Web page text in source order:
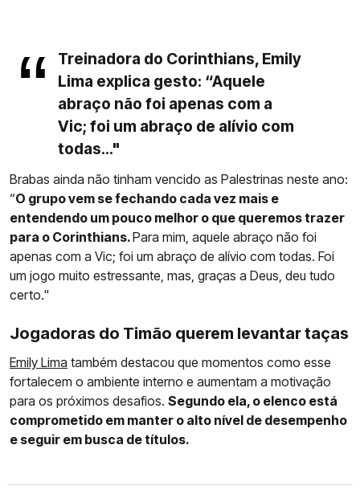
Treinadora do Corinthians, Emily
Lima explica gesto: “Aquele
abraço não foi apenas com a
Vic; foi um abraço de alívio com
todas..."
Brabas ainda não tinham vencido as Palestrinas neste ano:
“O grupo vem se fechando cada vez mais e
entendendo um pouco melhor o que queremos trazer
para o Corinthians.Para mim, aquele abraço não foi
apenas com a Vic; foi um abraço de alívio com todas. Foi
um jogo muito estressante, mas, graças a Deus, deu tudo
certo."
Jogadoras do Timão querem levantar taças
Emily Lima também destacou que momentos como esse
fortalecem o ambiente interno e aumentam a motivação
para os próximos desafios. Segundo ela, o elenco está
comprometido em manter o alto nível de desempenho
e seguir em busca de títulos.